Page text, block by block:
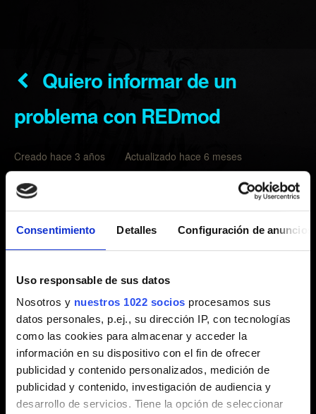
Consentimiento Detalles Configuración de anuncios
Uso responsable de sus datos
Nosotros y nuestros 1022 socios procesamos sus
datos personales, p.ej., su dirección IP, con tecnologías
como las cookies para almacenar y acceder la
información en su dispositivo con el fin de ofrecer
publicidad y contenido personalizados, medición de
publicidad y contenido, investigación de audiencia y
desarrollo de servicios. Tiene la opción de seleccionar
Quiero informar de un
problema con REDmod
Creado hace 3 años Actualizado hace 6 meses
Si quieres informar de un problema con las herramientas
de modding de REDmod, pulsa el siguiente botón. No
olvides adjuntar los registros del siguiente directorio:
Red\REDlauncher\logs
Puesto que los mods son contenido creado por la
comunidad, no podemos ofrecerte soporte para ninguno.
En estos casos, te recomendamos que te pongas
directamente en contacto con quien haya creado el mod
para que te ayude. Además, es posible que no podamos
aportar soluciones a un juego que ha sido modificado.